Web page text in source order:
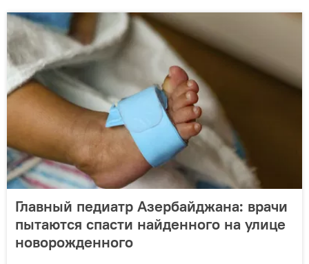
Главный педиатр Азербайджана: врачи
пытаются спасти найденного на улице
новорожденного